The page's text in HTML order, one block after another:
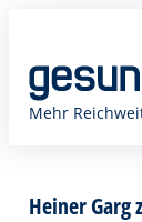
springen
Mehr
Heiner Garg